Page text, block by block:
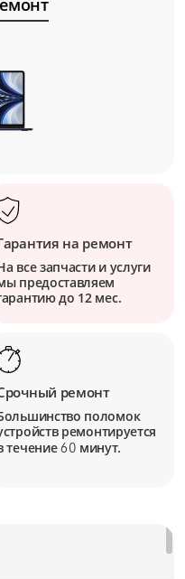
на ремонт
все запчасти и услуги
предоставляем
до 12 мес.
ремонт
поломок
ремонтируется
течение60 минут.